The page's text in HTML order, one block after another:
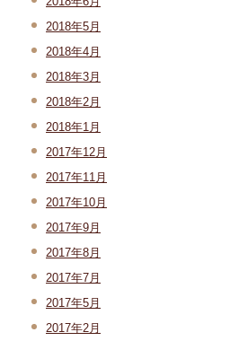
2018年5月
2018年4月
2018年3月
2018年2月
2018年1月
2017年12月
2017年11月
2017年10月
2017年9月
2017年8月
2017年7月
2017年5月
2017年2月